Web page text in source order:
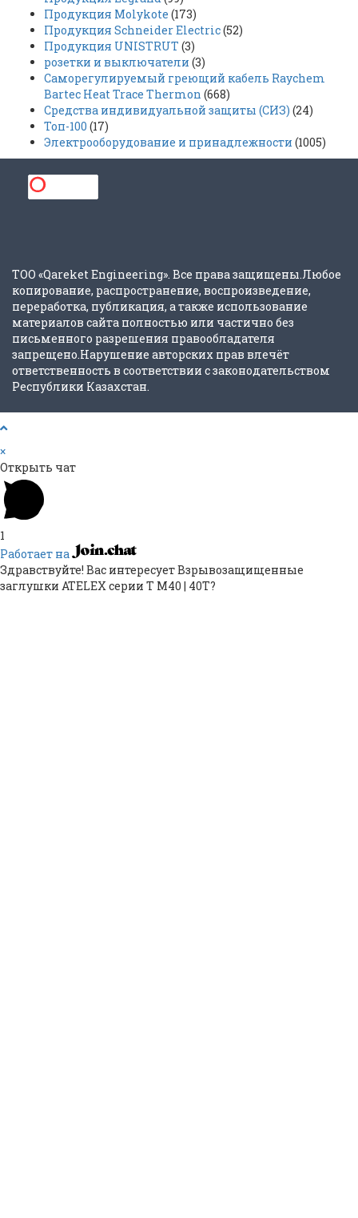
Продукция Molykote (173)
Продукция Schneider Electric(52)
Продукция UNISTRUT (3)
розетки и выключатели (3)
Саморегулируемый греющий кабель Raychem
Bartec Heat Trace Thermon (668)
Средства индивидуальной защиты (СИЗ) (24)
Топ-100 (17)
Электрооборудование и принадлежности (1005)
ТОО «Qareket Engineering». Все права защищены.Любое
копирование, распространение, воспроизведение,
переработка, публикация, а также использование
материалов сайта полностью или частично без
письменного разрешения правообладателя
запрещено.Нарушение авторских прав влечёт
ответственность в соответствии с законодательством
Республики Казахстан.
×
Открыть чат
1
Работает на
Здравствуйте! Вас интересует Взрывозащищенные
заглушки ATELEX серии Т M40 | 40Т?